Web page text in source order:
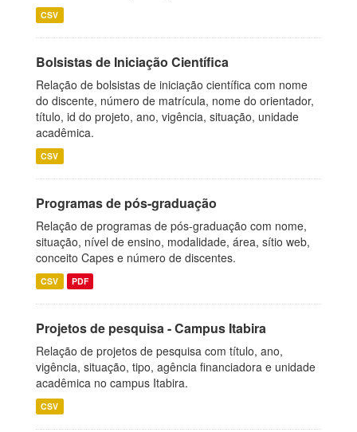
CSV
Bolsistas de Iniciação Científica
Relação de bolsistas de iniciação científica com nome
do discente, número de matrícula, nome do orientador,
título, id do projeto, ano, vigência, situação, unidade
acadêmica.
CSV
Programas de pós-graduação
Relação de programas de pós-graduação com nome,
situação, nível de ensino, modalidade, área, sítio web,
conceito Capes e número de discentes.
CSV PDF
Projetos de pesquisa - Campus Itabira
Relação de projetos de pesquisa com título, ano,
vigência, situação, tipo, agência financiadora e unidade
acadêmica no campus Itabira.
CSV